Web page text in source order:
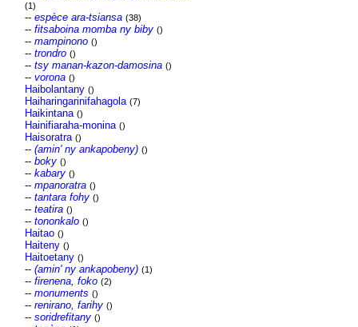
(1)
-- espèce ara-tsiansa (38)
-- fitsaboina momba ny biby ()
-- mampinono ()
-- trondro ()
-- tsy manan-kazon-damosina ()
-- vorona ()
Haibolantany ()
Haiharingarinifahagola (7)
Haikintana ()
Hainifiaraha-monina ()
Haisoratra ()
-- (amin' ny ankapobeny) ()
-- boky ()
-- kabary ()
-- mpanoratra ()
-- tantara fohy ()
-- teatira ()
-- tononkalo ()
Haitao ()
Haiteny ()
Haitoetany ()
-- (amin' ny ankapobeny) (1)
-- firenena, foko (2)
-- monuments ()
-- renirano, farihy ()
-- soridrefitany ()